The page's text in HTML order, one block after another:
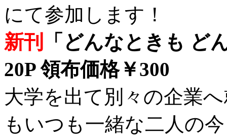
にて参加します！
新刊
「どんなときも ど
20P 領布価格￥300
大学を出て別々の企業
もいつも一緒な二人の